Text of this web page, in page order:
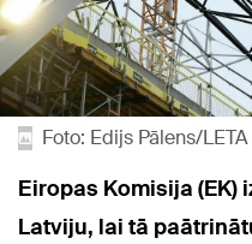
Foto: Edijs Pālens/LETA
Eiropas Komisija (EK)
Latviju, lai tā